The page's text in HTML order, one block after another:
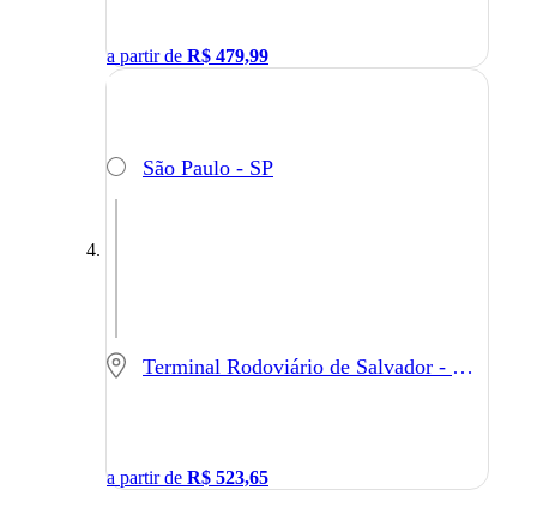
a partir de R$ 479,99
São Paulo - SP
Terminal Rodoviário de Salvador - Salvador - BA
a partir de R$ 523,65